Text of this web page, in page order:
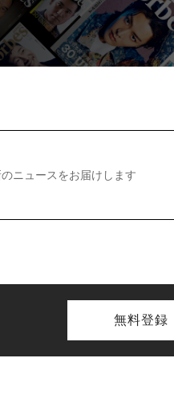
ニュースをお届けします
無料登録